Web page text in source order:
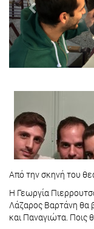
Από την σκηνή του
Η Γεωργία
Λάζαρος Βαρτάνη θα
και Παναγιώτα. Ποις